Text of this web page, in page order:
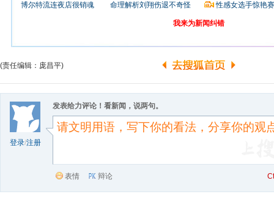
博尔特流连夜店很销魂 命理解析刘翔伤退不奇怪 性感女选手惊艳
我来为新闻纠错
(责任编辑：庞昌平)
登录/注册
发表给力评论！看新闻，说两句。
表情 辩论